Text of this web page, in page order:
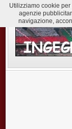
Utilizziamo cookie
agenzie
navigazione,